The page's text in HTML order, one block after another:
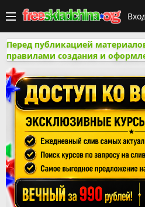
Перед публикацией
правилами создания и